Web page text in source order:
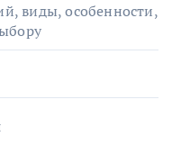
виды, особенности,